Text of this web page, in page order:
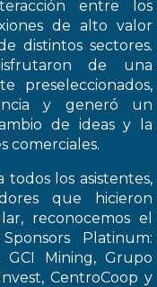
entre los
de alto valor
distintos sectores.
de una
preseleccionados,
y generó un
de ideas y la
comerciales.
todos los asistentes,
que hicieron
reconocemos el
Platinum:
GCI Mining, Grupo
CentroCoop y